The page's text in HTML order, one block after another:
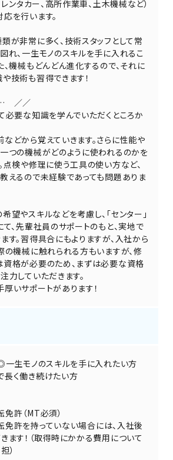
ンタカー、高所作業車、土木機械など）
を行います。
が非常に多く、技術スタッフとして常
れ、一生モノのスキルを手に入れるこ
、機械もどんどん進化するので、それに
技術も習得できます！
／／
必要な知識を学んでいただくところか
どから覚えていきます。さらに性能や
つの機械がどのように使われるのかを
点検や修理に使う工具の使い方など、
えるので未経験であっても問題ありま
望やスキルなどを考慮し、「センター」
て、先輩社員のサポートのもと、実地で
す。習得具合にもよりますが、入社から
の機械に触れられる方もいますが、修
格が必要のため、まずは必要な資格
力していただきます。
いサポートがあります！
◎一生モノのスキルを手に入れたい方
く働き続けたい方
許（MT必須）
許を持っていない場合には、入社後
ます！（取得時にかかる費用について
）